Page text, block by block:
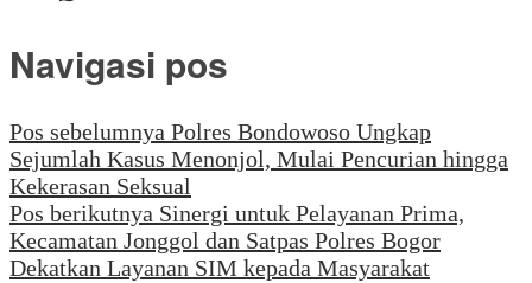
Navigasi pos
Pos sebelumnya Polres Bondowoso Ungkap
Sejumlah Kasus Menonjol, Mulai Pencurian hingga
Kekerasan Seksual
Pos berikutnya Sinergi untuk Pelayanan Prima,
Kecamatan Jonggol dan Satpas Polres Bogor
Dekatkan Layanan SIM kepada Masyarakat